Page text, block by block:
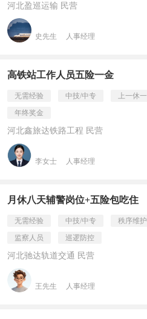
河北盈巡运输 民营
史先生 人事经理
高铁站工作人员五险一金
无需经验 中技/中专 上一休一
年终奖金
河北鑫旅达铁路工程 民营
李女士 人事经理
月休八天辅警岗位+五险包吃住
无需经验 中技/中专 秩序维护
监察人员
巡逻防控
河北驰达轨道交通 民营
王先生 人事经理